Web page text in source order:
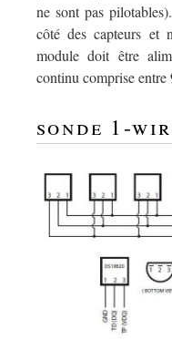
ne sont pas
côté des capteurs et
module doit être
continu comprise
sonde 1-